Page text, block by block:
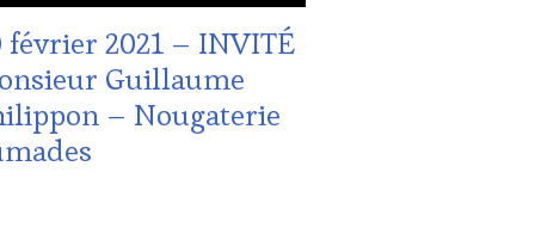
,
février 2021 – INVITÉ
Guillaume
– Nougaterie